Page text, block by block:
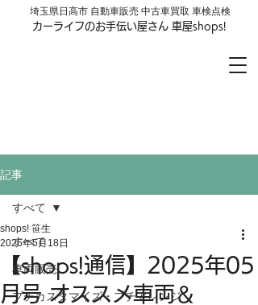
​埼玉県日高市 自動車販売 中古車買取 車検点検
カーライフのお手伝い屋さん 車屋shops!
記事
すべて
車両販売
プチカスタマイズ・プチアレンジ
すべて
【shops!通信】2025年05
月号 オススメ車両＆
shops! 笹生
2025年5月18日